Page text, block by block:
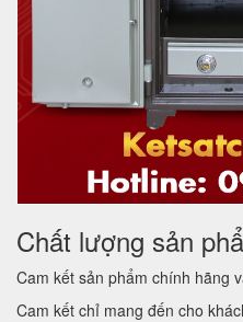
Chất lượng sản
Cam kết sản phẩm chính hãng
Cam kết chỉ mang đến cho